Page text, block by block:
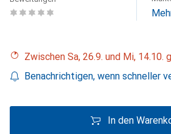
Zwischen Sa, 26.9. und Mi,
Benachrichtigen, wenn schneller
In den